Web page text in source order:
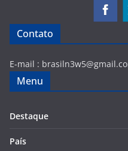
Contato
E-mail :
Menu
Destaque
País